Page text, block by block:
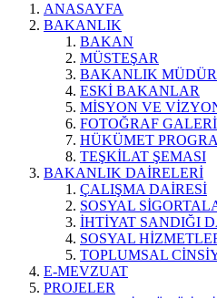
ANASAYFA
BAKANLIK
BAKAN
MÜSTEŞAR
BAKANLIK
ESKİ BAKANLAR
MİSYON VE
FOTOĞRAF
HÜKÜMET
TEŞKİLAT ŞEMASI
BAKANLIK DAİRELERİ
ÇALIŞMA DAİRESİ
SOSYAL
İHTİYAT SANDIĞI
SOSYAL
TOPLUMSAL
E-MEVZUAT
PROJELER